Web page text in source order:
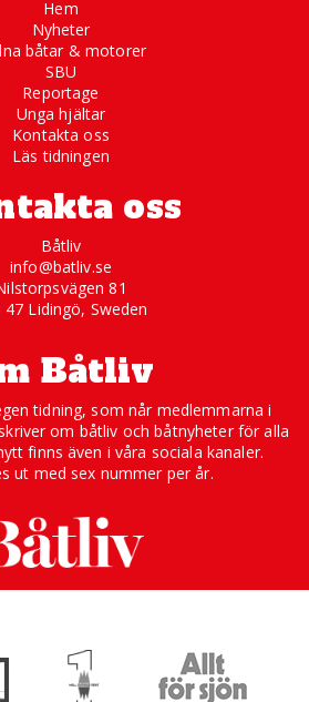
Hem
Nyheter
båtar & motorer
SBU
Reportage
Unga hjältar
Kontakta oss
Läs tidningen
oss
Båtliv
info@batliv.se
81
47 Lidingö, Sweden
Båtliv
tidning, som når medlemmarna i
om båtliv och båtnyheter för alla
finns även i våra sociala kanaler.
ut med sex nummer per år.